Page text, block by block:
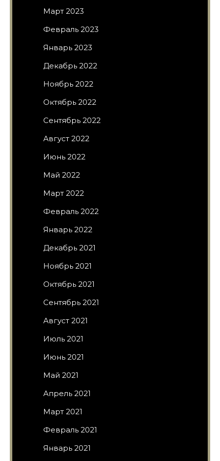
Март 2023
Февраль 2023
Январь 2023
Декабрь 2022
Ноябрь 2022
Октябрь 2022
Сентябрь 2022
Август 2022
Июнь 2022
Май 2022
Март 2022
Февраль 2022
Январь 2022
Декабрь 2021
Ноябрь 2021
Октябрь 2021
Сентябрь 2021
Август 2021
Июль 2021
Июнь 2021
Май 2021
Апрель 2021
Март 2021
Февраль 2021
Январь 2021